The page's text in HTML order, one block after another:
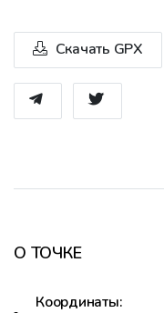
Скачать GPX
О ТОЧКЕ
Координаты: